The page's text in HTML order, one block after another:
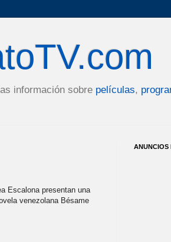
información sobre películas,
Escalona presentan una
venezolana Bésame
ANUNCIOS